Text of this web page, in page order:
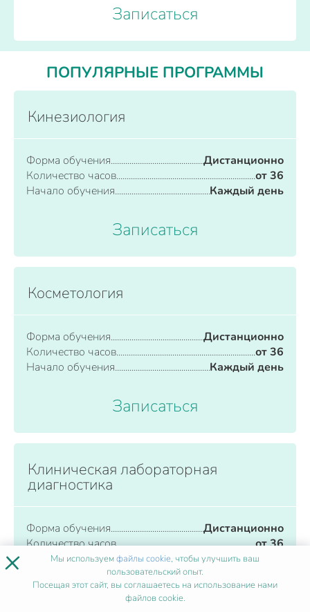
Записаться
ПОПУЛЯРНЫЕ ПРОГРАММЫ
Кинезиология
Форма обучения
Дистанционно
Количество часов
от 36
Начало обучения
Каждый день
Записаться
Косметология
Форма обучения
Дистанционно
Количество часов
от 36
Начало обучения
Каждый день
Записаться
Клиническая лабораторная
диагностика
Форма обучения
Дистанционно
Количество часов
от 36
Начало обучения
Каждый день
Записаться
× Мы используемфайлы cookie, чтобы улучшить ваш
пользовательский опыт.
Посещая этот сайт, вы соглашаетесь на использование нами
файлов cookie.